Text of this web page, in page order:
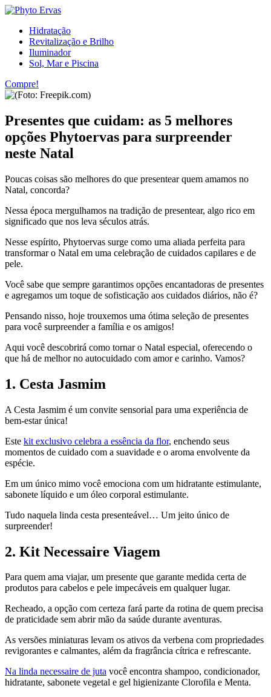
Hidratação
Revitalização e Brilho
Iluminador
Sol, Mar e Piscina
Compre!
Presentes que cuidam: as 5 melhores
opções Phytoervas para surpreender
neste Natal
Poucas coisas são melhores do que presentear quem amamos no
Natal, concorda?
Nessa época mergulhamos na tradição de presentear, algo rico em
significado que nos leva séculos atrás.
Nesse espírito, Phytoervas surge como uma aliada perfeita para
transformar o Natal em uma celebração de cuidados capilares e de
pele.
Você sabe que sempre garantimos opções encantadoras de presentes
e agregamos um toque de sofisticação aos cuidados diários, não é?
Pensando nisso, hoje trouxemos uma ótima seleção de presentes
para você surpreender a família e os amigos!
Aqui você descobrirá como tornar o Natal especial, oferecendo o
que há de melhor no autocuidado com amor e carinho. Vamos?
1. Cesta Jasmim
A Cesta Jasmim é um convite sensorial para uma experiência de
bem-estar única!
Este kit exclusivo celebra a essência da flor, enchendo seus
momentos de cuidado com a suavidade e o aroma envolvente da
espécie.
Em um único mimo você emociona com um hidratante estimulante,
sabonete líquido e um óleo corporal estimulante.
Tudo naquela linda cesta presenteável… Um jeito único de
surpreender!
2. Kit Necessaire Viagem
Para quem ama viajar, um presente que garante medida certa de
produtos para cabelos e pele impecáveis em qualquer lugar.
Recheado, a opção com certeza fará parte da rotina de quem precisa
de praticidade sem abrir mão da saúde durante aventuras.
As versões miniaturas levam os ativos da verbena com propriedades
revigorantes e calmantes, além da fragrância cítrica e refrescante.
Na linda necessaire de juta você encontra shampoo, condicionador,
hidratante, sabonete vegetal e gel higienizante Clorofila e Menta.